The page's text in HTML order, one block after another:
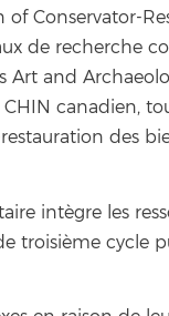
Conservator-
de recherche
and
canadien,
des
intègre les
troisième cycle